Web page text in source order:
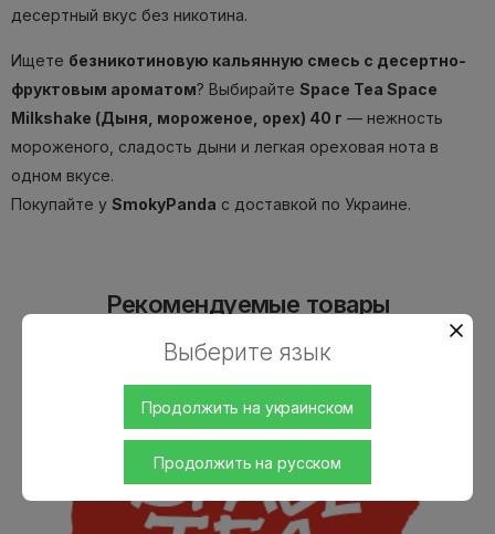
Выберите язык
Продолжить на украинском
Продолжить на русском
десертный вкус без никотина.
Ищете безникотиновую кальянную смесь с десертно-
фруктовым ароматом? Выбирайте Space Tea Space
Milkshake (Дыня, мороженое, орех) 40 г — нежность
мороженого, сладость дыни и легкая ореховая нота в
одном вкусе.
Покупайте у SmokyPanda с доставкой по Украине.
Рекомендуемые товары